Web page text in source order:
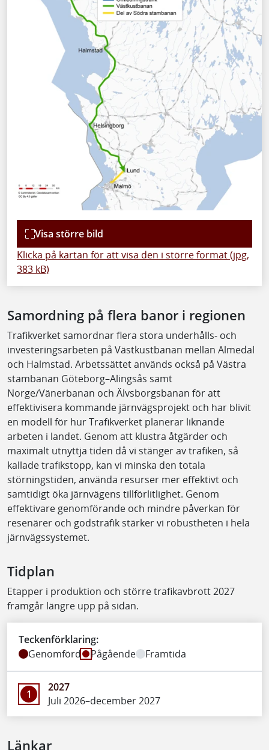
Klicka på kartan för att visa den i större format (jpg,
383 kB)
Visa större bild
Samordning på flera banor i regionen
Trafikverket samordnar flera stora underhålls- och
investeringsarbeten på Västkustbanan mellan Almedal
och Halmstad. Arbetssättet används också på Västra
stambanan Göteborg–Alingsås samt
Norge/Vänerbanan och Älvsborgsbanan för att
effektivisera kommande järnvägsprojekt och har blivit
en modell för hur Trafikverket planerar liknande
arbeten i landet. Genom att klustra åtgärder och
maximalt utnyttja tiden då vi stänger av trafiken, så
kallade trafikstopp, kan vi minska den totala
störningstiden, använda resurser mer effektivt och
samtidigt öka järnvägens tillförlitlighet. Genom
effektivare genomförande och mindre påverkan för
resenärer och godstrafik stärker vi robustheten i hela
järnvägssystemet.
Tidplan
Etapper i produktion och större trafikavbrott 2027
framgår längre upp på sidan.
Teckenförklaring:
Genomförd
Pågående Framtida
1
2027
Juli 2026–december 2027
Länkar